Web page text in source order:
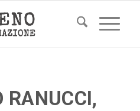
RANUCCI,